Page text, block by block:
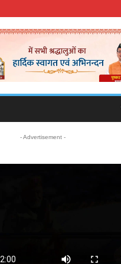
- Advertisement -